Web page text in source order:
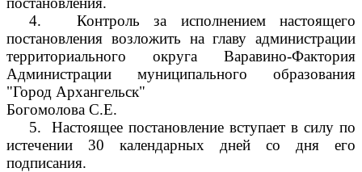
4.
Контроль за исполнением настоящего
постановления возложить на главу администрации
территориального округа Варавино-Фактория
Администрации муниципального образования
"Город Архангельск"
Богомолова С.Е.
5.
Настоящее постановление вступает в силу по
истечении 30 календарных дней со дня его
подписания.